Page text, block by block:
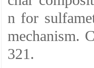
n for
mechanism.
321.